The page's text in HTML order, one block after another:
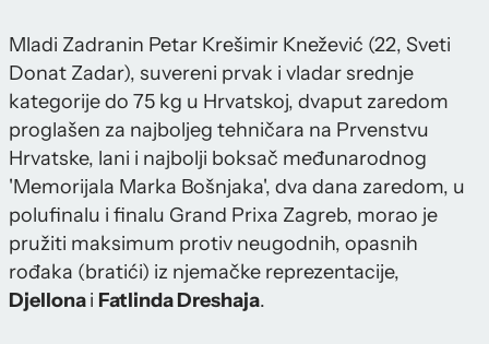
Mladi Zadranin Petar Krešimir Knežević (22, Sveti
Donat Zadar), suvereni prvak i vladar srednje
kategorije do 75 kg u Hrvatskoj, dvaput zaredom
proglašen za najboljeg tehničara na Prvenstvu
Hrvatske, lani i najbolji boksač međunarodnog
'Memorijala Marka Bošnjaka', dva dana zaredom, u
polufinalu i finalu Grand Prixa Zagreb, morao je
pružiti maksimum protiv neugodnih, opasnih
rođaka (bratići) iz njemačke reprezentacije,
Djellonai Fatlinda Dreshaja.